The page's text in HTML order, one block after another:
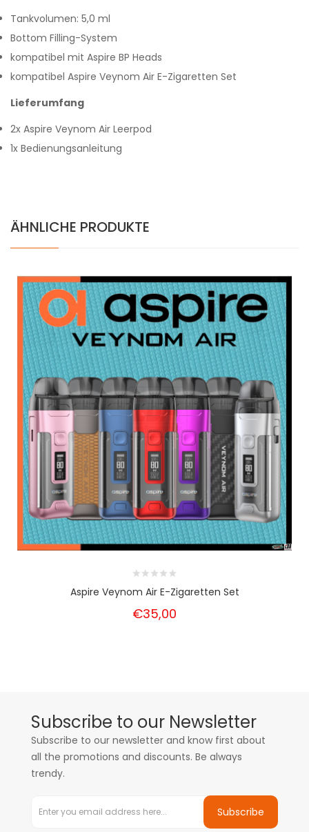
Tankvolumen: 5,0 ml
Bottom Filling-System
kompatibel mit Aspire BP Heads
kompatibel Aspire Veynom Air E-Zigaretten Set
Lieferumfang
2x Aspire Veynom Air Leerpod
1x Bedienungsanleitung
ÄHNLICHE PRODUKTE
Aspire Veynom Air E-Zigaretten Set
€35,00
Subscribe to our Newsletter
Subscribe to our newsletter and know first about
all the promotions and discounts. Be always
trendy.
Subscribe